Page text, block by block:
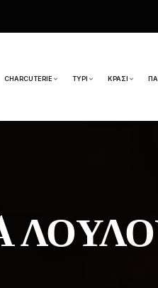
CHARCUTERIE ΤΥΡΊ ΚΡΑΣΊ